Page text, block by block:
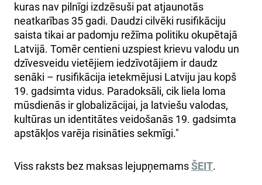
kuras nav pilnīgi izdzēsuši pat atjaunotās
neatkarības 35 gadi. Daudzi cilvēki rusifikāciju
saista tikai ar padomju režīma politiku okupētajā
Latvijā. Tomēr centieni uzspiest krievu valodu un
dzīvesveidu vietējiem iedzīvotājiem ir daudz
senāki – rusifikācija ietekmējusi Latviju jau kopš
19. gadsimta vidus. Paradoksāli, cik liela loma
mūsdienās ir globalizācijai, ja latviešu valodas,
kultūras un identitātes veidošanās 19. gadsimta
apstākļos varēja risināties sekmīgi."
Viss raksts bez maksas lejupņemamsŠEIT.